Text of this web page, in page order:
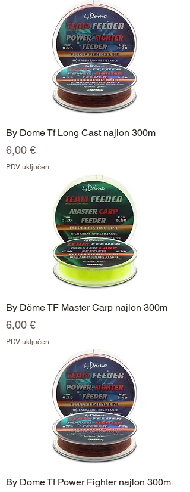
By Dome Tf Long Cast najlon 300m
Cijena
6,00 €
PDV uključen
By Döme TF Master Carp najlon 300m
Cijena
6,00 €
PDV uključen
By Dome Tf Power Fighter najlon 300m